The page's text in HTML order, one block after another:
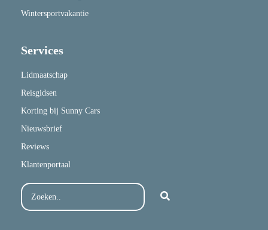
Wintersportvakantie
Services
Lidmaatschap
Reisgidsen
Korting bij Sunny Cars
Nieuwsbrief
Reviews
Klantenportaal